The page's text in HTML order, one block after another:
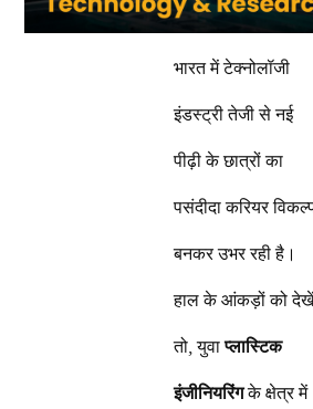
भारत में टेक्नोलॉजी
इंडस्ट्री तेजी से नई
पीढ़ी के छात्रों का
पसंदीदा करियर
बनकर उभर रही है।
हाल के आंकड़ों को
तो, युवाप्लास्टिक
इंजीनियरिंगके क्षेत्र में